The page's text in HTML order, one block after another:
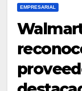
EMPRESARIAL